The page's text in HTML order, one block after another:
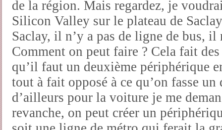
de la région. Mais regardez, je
Silicon Valley sur le plateau de
Saclay, il n’y a pas de ligne de bus, il
Comment on peut faire ? Cela fait
qu’il faut un deuxième périphérique
tout à fait opposé à ce qu’on fasse
d’ailleurs pour la voiture je me
revanche, on peut créer un